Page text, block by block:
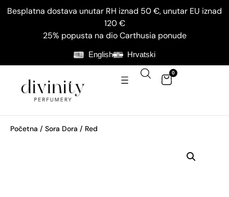
Besplatna dostava unutar RH iznad 50 €, unutar EU iznad
120 €
25% popusta na dio Carthusia ponude
English Hrvatski
0
Početna / Sora Dora / Red